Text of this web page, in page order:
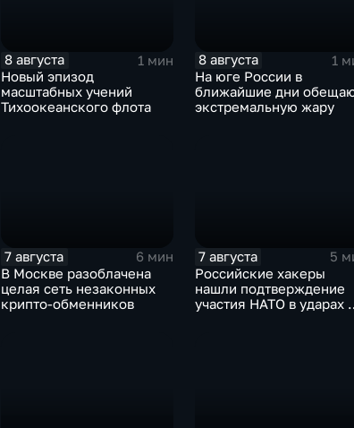
8 августа
1 мин
Новый эпизод
масштабных учений
Тихоокеанского флота
8 августа
1
На юге России в
ближайшие дни
экстремальную жару
7 августа
6 мин
В Москве разоблачена
целая сеть незаконных
крипто-обменников
7 августа
5
Российские хакеры
нашли подтверждение
участия НАТО в ударах